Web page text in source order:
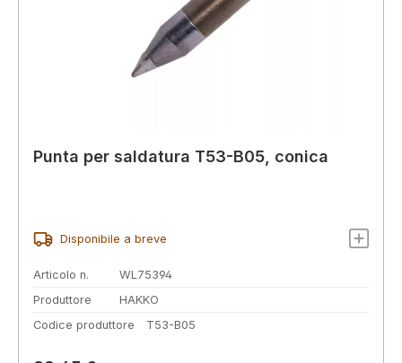
Punta per saldatura T53-B05, conica
Disponibile a breve
Articolo n.
WL75394
Produttore
HAKKO
Codice produttore
T53-B05